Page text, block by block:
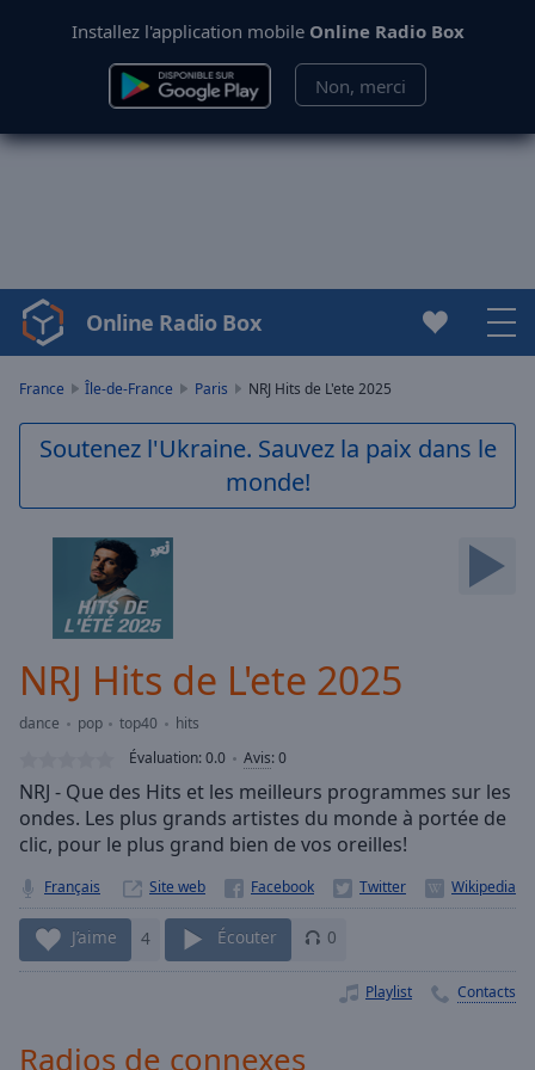
Installez l'application mobile Online Radio Box
Non, merci
Video
Player
Play
Video
Skip
Current
Duration
Loaded :
Stream
TypeLIVE
Seek to
live,
currently
behind
liveLIVE
Remaining
Time-
Online Radio Box
France Île-de-France Paris NRJ Hits de L'ete 2025
Soutenez l'Ukraine. Sauvez la paix dans le
monde!
NRJ Hits de L'ete 2025
dance pop top40
hits
Évaluation:0.0 Avis:0
NRJ - Que des Hits et les meilleurs programmes sur les
ondes. Les plus grands artistes du monde à portée de
clic, pour le plus grand bien de vos oreilles!
Français Site web
J’aime 4 Écouter 0
Playlist Contacts
Radios de connexes